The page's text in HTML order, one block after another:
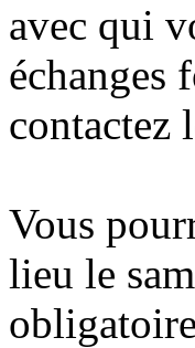
avec qui
échanges
contactez
Vous
lieu le